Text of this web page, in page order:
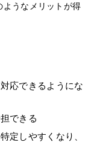
ようなメリットが得
応できるようにな
できる
定しやすくなり、